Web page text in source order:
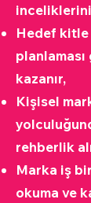
Hedef
kazanır,
Kişisel
rehberlik
Marka iş
okuma ve